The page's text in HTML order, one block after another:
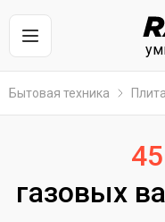
Бытовая техника
газовых